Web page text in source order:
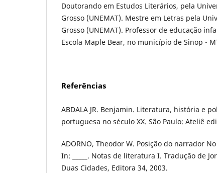
Doutorando em Estudos Literários, pela
Grosso (UNEMAT). Mestre em Letras pela
Grosso (UNEMAT). Professor de educação
Escola Maple Bear, no município de Sinop -
Referências
ABDALA JR. Benjamin. Literatura, história e
portuguesa no século XX. São Paulo: Ateliê
ADORNO, Theodor W. Posição do narrador
In: _____. Notas de literatura I. Tradução de
Duas Cidades, Editora 34, 2003.